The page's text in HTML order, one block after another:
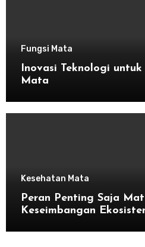
Fungsi Mata
Inovasi Teknologi
Mata
Kesehatan Mata
Peran Penting Saja
Keseimbangan